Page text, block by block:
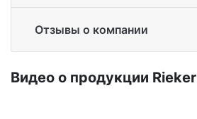
Отзывы о компании
Ви­део о про­дук­ции Ri­eker